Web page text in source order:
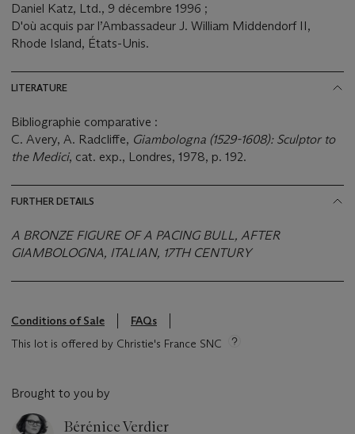
Daniel Katz, Ltd., 9 décembre 1996 ;
D'où acquis par l’Ambassadeur J. William Middendorf II,
Rhode Island, États-Unis.
LITERATURE
Bibliographie comparative :
C. Avery, A. Radcliffe, Giambologna (1529-1608): Sculptor to
the Medici, cat. exp., Londres, 1978, p. 192.
FURTHER DETAILS
A BRONZE FIGURE OF A PACING BULL, AFTER
GIAMBOLOGNA, ITALIAN, 17TH CENTURY
Conditions of Sale
FAQs
This lot is offered by Christie's France SNC
Brought to you by
Bérénice Verdier